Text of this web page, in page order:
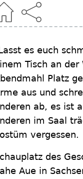
es euch
Tisch an
Platz
aus und
ab, es ist
im Saal
vergessen.
des
Aue in